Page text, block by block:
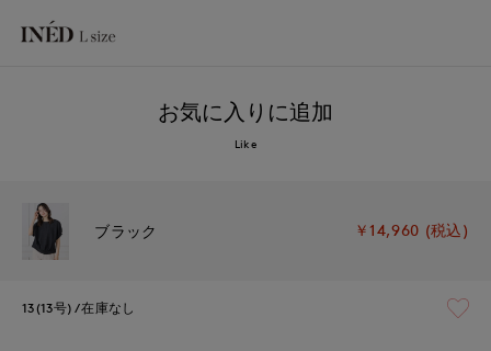
お気に入りに追加
Like
ブラック ￥14,960 (税込)
13(13号) 在庫なし